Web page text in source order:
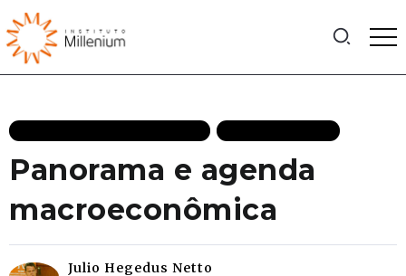
Panorama e agenda
macroeconômica
Julio Hegedus Netto